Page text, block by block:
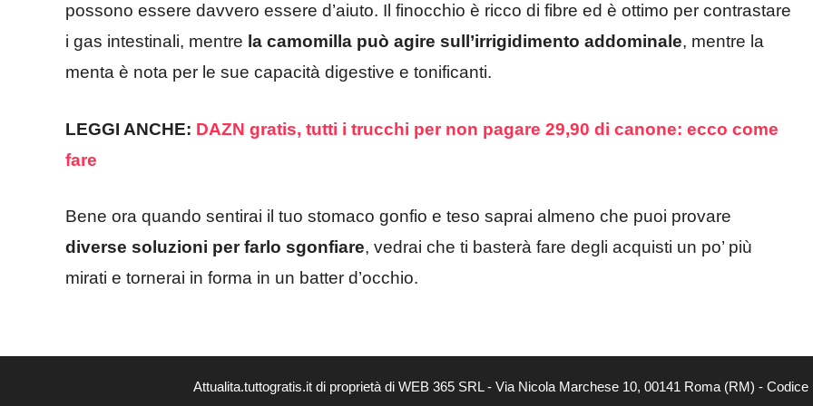
possono essere davvero essere d’aiuto. Il finocchio è ricco di fibre ed è ottimo per contrastare
i gas intestinali, mentre la camomilla può agire sull’irrigidimento addominale, mentre la
menta è nota per le sue capacità digestive e tonificanti.
LEGGI ANCHE: DAZN gratis, tutti i trucchi per non pagare 29,90 di canone: ecco come
fare
Bene ora quando sentirai il tuo stomaco gonfio e teso saprai almeno che puoi provare
diverse soluzioni per farlo sgonfiare, vedrai che ti basterà fare degli acquisti un po’ più
mirati e tornerai in forma in un batter d’occhio.
Attualita.tuttogratis.it di proprietà di WEB 365 SRL - Via Nicola Marchese 10, 00141 Roma (RM) -